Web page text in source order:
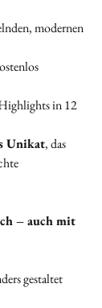
modernen
in 12
Unikat, das
– auch mit
gestaltet